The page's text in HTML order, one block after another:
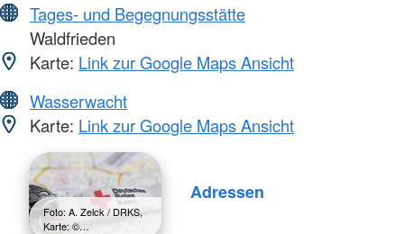
Tages- und Begegnungsstätte
Waldfrieden
Karte: Link zur Google Maps Ansicht
Wasserwacht
Karte: Link zur Google Maps Ansicht
Foto: A. Zelck / DRKS,
Karte: ©…
Adressen